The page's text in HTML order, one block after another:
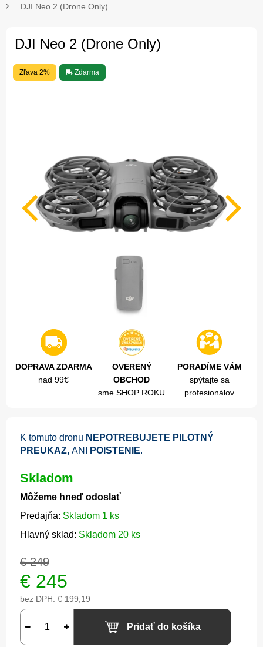
DJI Neo 2 (Drone Only)
DJI Neo 2 (Drone Only)
Zľava 2% Zdarma
DOPRAVA ZDARMA
nad 99€
OVERENÝ
OBCHOD
sme SHOP ROKU
PORADÍME VÁM
spýtajte sa
profesionálov
K tomuto dronu NEPOTREBUJETE PILOTNÝ
PREUKAZ, ANI POISTENIE.
Skladom
Môžeme hneď odoslať
Predajňa: Skladom 1 ks
Hlavný sklad: Skladom 20 ks
€ 249
€ 245
bez DPH: € 199,19
Pridať do košíka